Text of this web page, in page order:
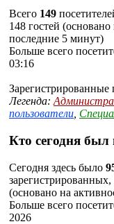
Всего 149
148 гостей (основано
последние 5 минут)
Больше всего
03:16
Зарегистрированные
Легенда:
пользователи,
Кто сегодня
Сегодня здесь было
(основано на
Больше всего
2026